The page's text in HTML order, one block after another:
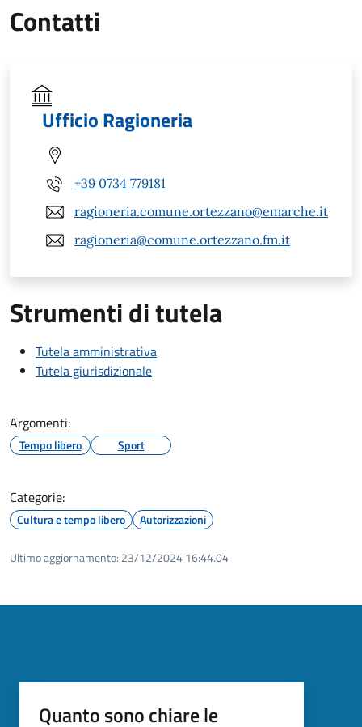
Contatti
Ufficio Ragioneria
+39 0734 779181
ragioneria.comune.ortezzano@emarche.it
ragioneria@comune.ortezzano.fm.it
Strumenti di tutela
Tutela amministrativa
Tutela giurisdizionale
Argomenti:
Tempo libero Sport
Categorie:
Cultura e tempo libero Autorizzazioni
Ultimo aggiornamento: 23/12/2024 16:44.04
Quanto sono chiare le